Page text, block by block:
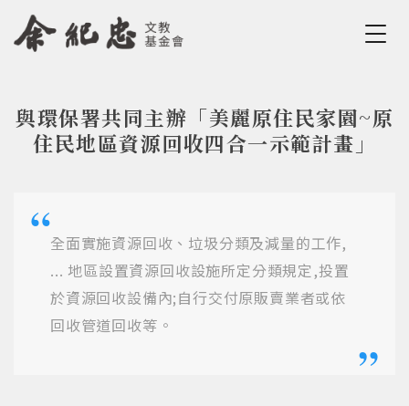
Jump to Navigation
Jump to Main content
您在這裡
與環保署共同主辦「美麗原住民家園~原
住民地區資源回收四合一示範計畫」
全面實施資源回收、垃圾分類及減量的工作,
... 地區設置資源回收設施所定分類規定,投置
於資源回收設備內;自行交付原販賣業者或依
回收管道回收等。